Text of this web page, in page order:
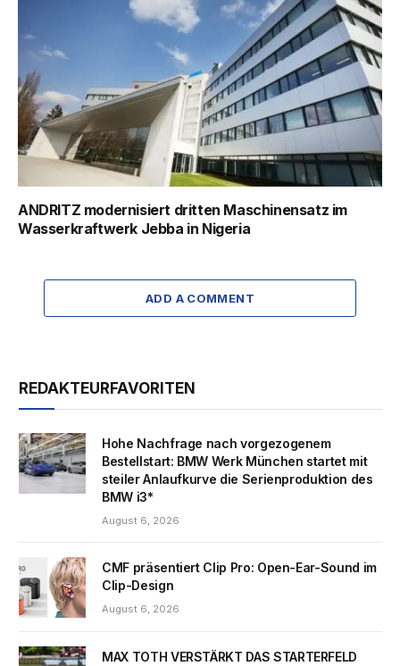
ANDRITZ modernisiert dritten Maschinensatz im
Wasserkraftwerk Jebba in Nigeria
ADD A COMMENT
REDAKTEURFAVORITEN
Hohe Nachfrage nach vorgezogenem
Bestellstart: BMW Werk München startet mit
steiler Anlaufkurve die Serienproduktion des
BMW i3*
August 6, 2026
CMF präsentiert Clip Pro: Open-Ear-Sound im
Clip-Design
August 6, 2026
MAX TOTH VERSTÄRKT DAS STARTERFELD